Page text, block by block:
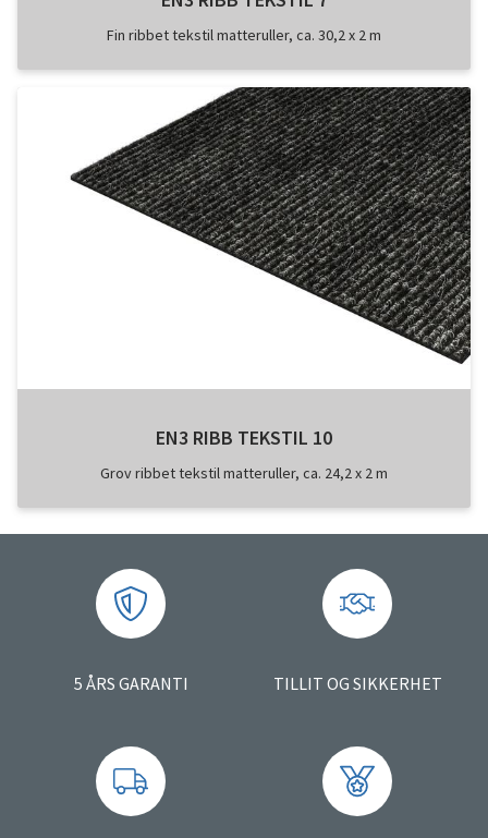
Fin ribbet tekstil matteruller, ca. 30,2 x 2 m
EN3 RIBB TEKSTIL 10
Grov ribbet tekstil matteruller, ca. 24,2 x 2 m
5 ÅRS GARANTI TILLIT OG SIKKERHET